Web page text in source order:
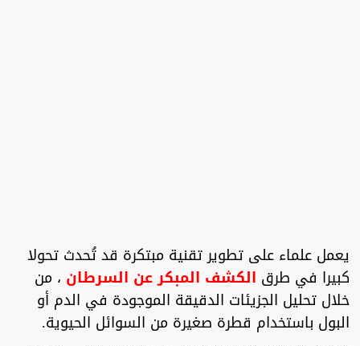
يعمل علماء على تطوير تقنية مبتكرة قد تُحدث تحولا
كبيرا في طرق الكشف المبكر عن السرطان ، من
خلال تحليل الجزيئات الدقيقة الموجودة في الدم أو
البول باستخدام قطرة صغيرة من السوائل الحيوية.